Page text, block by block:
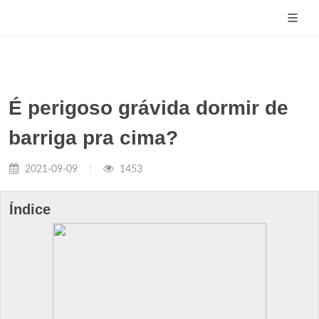
É perigoso grávida dormir de
barriga pra cima?
2021-09-09 1453
Índice